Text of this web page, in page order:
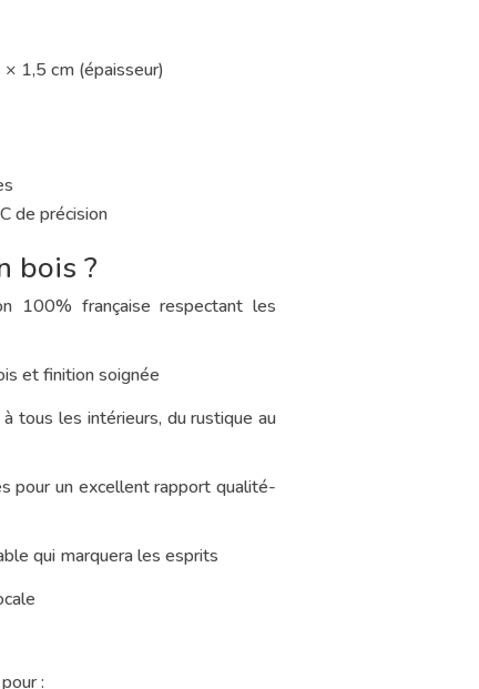
1,5 cm (épaisseur)
de précision
bois ?
100% française respectant les
et finition soignée
tous les intérieurs, du rustique au
pour un excellent rapport qualité-
qui marquera les esprits
: